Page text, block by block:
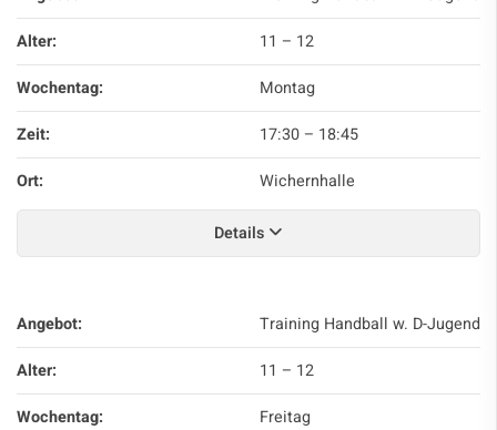
Alter:
11 – 12
Wochentag:
Montag
Zeit:
17:30 – 18:45
Ort:
Wichernhalle
Details
Angebot:
Training Handball w. D-Jugend
Alter:
11 – 12
Wochentag:
Freitag